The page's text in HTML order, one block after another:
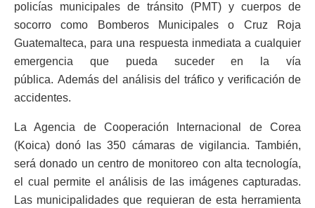
policías municipales de tránsito (PMT) y cuerpos de
socorro como Bomberos Municipales o Cruz Roja
Guatemalteca, para una respuesta inmediata a cualquier
emergencia que pueda suceder en la vía
pública. Además del análisis del tráfico y verificación de
accidentes.
La Agencia de Cooperación Internacional de Corea
(Koica) donó las 350 cámaras de vigilancia. También,
será donado un centro de monitoreo con alta tecnología,
el cual permite el análisis de las imágenes capturadas.
Las municipalidades que requieran de esta herramienta